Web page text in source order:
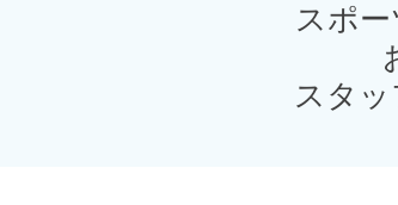
スポー
スタッ